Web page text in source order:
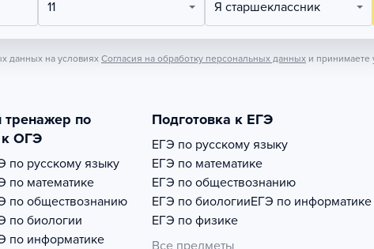
11 Я старшеклассник
данных на условиях Согласия на обработку персональных данных и принимаете
тренажер по
к ОГЭ
по русскому языку
по математике
по обществознанию
по биологии
по информатике
Подготовка к ЕГЭ
ЕГЭ по русскому языку
ЕГЭ по математике
ЕГЭ по обществознанию
ЕГЭ по биологииЕГЭ по информатике
ЕГЭ по физике
Все предметы